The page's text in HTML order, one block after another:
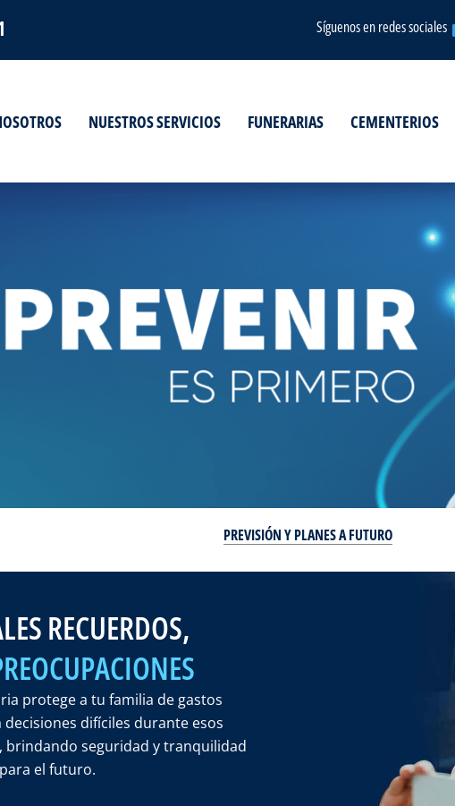
Síguenos en redes sociales
NUESTROS SERVICIOS FUNERARIAS CEMENTERIOS
PREVISIÓN Y PLANES A FUTURO
RECUERDOS,
protege a tu familia de gastos
difíciles durante esos
brindando seguridad y tranquilidad
para el futuro.